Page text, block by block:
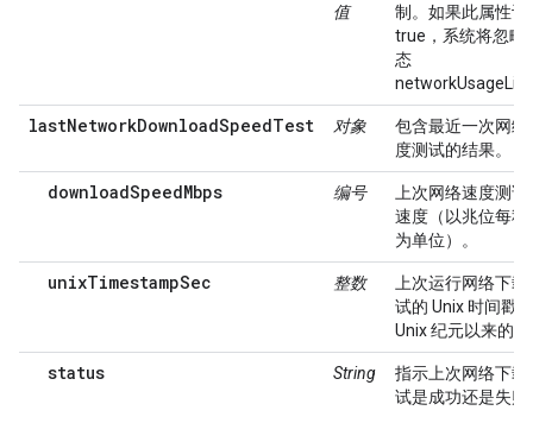
值
制。如果此属性设
true，系统将忽略
态
lastNetworkDownloadSpeedTest 对象
包含最近一次网络
度测试的结果。
downloadSpeedMbps 编号
上次网络速度测
速度（以兆位每秒
为单位）。
unixTimestampSec 整数
上次运行网络下
试的 Unix 时间戳
Unix 纪元以来的
status String
指示上次网络下载
试是成功还是失败